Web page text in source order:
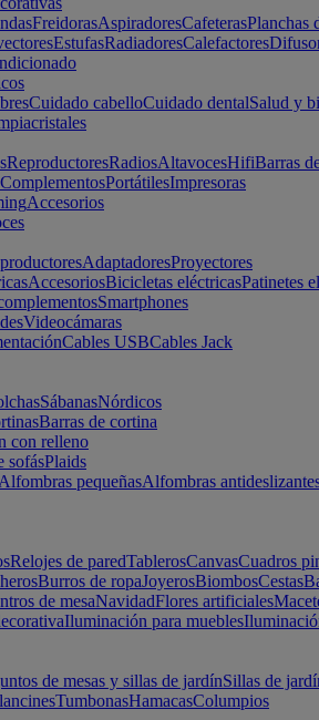
FreidorasAspiradoresCafeterasPlanchas
EstufasRadiadoresCalefactores
Cuidado cabelloCuidado dentalSalud y
ReproductoresRadiosAltavocesHifiBarras
ComplementosPortátilesImpresoras
Accesorios
AdaptadoresProyectores
AccesoriosBicicletas eléctricasPatinetes
Smartphones
Videocámaras
Cables USBCables Jack
SábanasNórdicos
Barras de cortina
con relleno
sofásPlaids
Alfombras pequeñasAlfombras
Relojes de paredTablerosCanvasCuadros
Burros de ropaJoyerosBiombosCestas
de mesaNavidadFlores artificiales
Iluminación para muebles
de mesas y sillas de jardínSillas de
TumbonasHamacasColumpios